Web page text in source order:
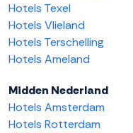
Hotels Texel
Hotels Vlieland
Hotels Terschelling
Hotels Ameland
Midden Nederland
Hotels Amsterdam
Hotels Rotterdam